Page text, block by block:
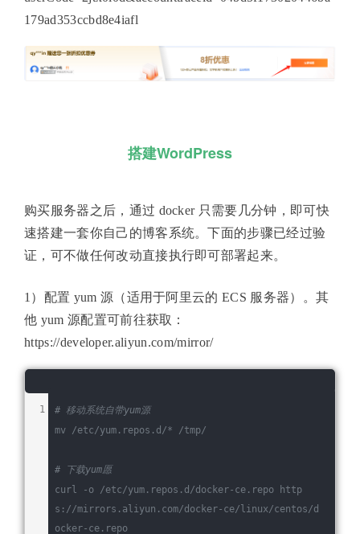
179ad353ccbd8e4iafl
搭建WordPress
购买服务器之后，通过 docker 只需要几分钟，即可快
速搭建一套你自己的博客系统。下面的步骤已经过验
证，可不做任何改动直接执行即可部署起来。
1）配置 yum 源（适用于阿里云的 ECS 服务器）。其
他 yum 源配置可前往获取：
https://developer.aliyun.com/mirror/
# 移动系统自带yum源
mv /etc/yum.repos.d/* /tmp/
# 下载yum愿
curl -o /etc/yum.repos.d/docker-ce.repo http
s://mirrors.aliyun.com/docker-ce/linux/centos/d
ocker-ce.repo